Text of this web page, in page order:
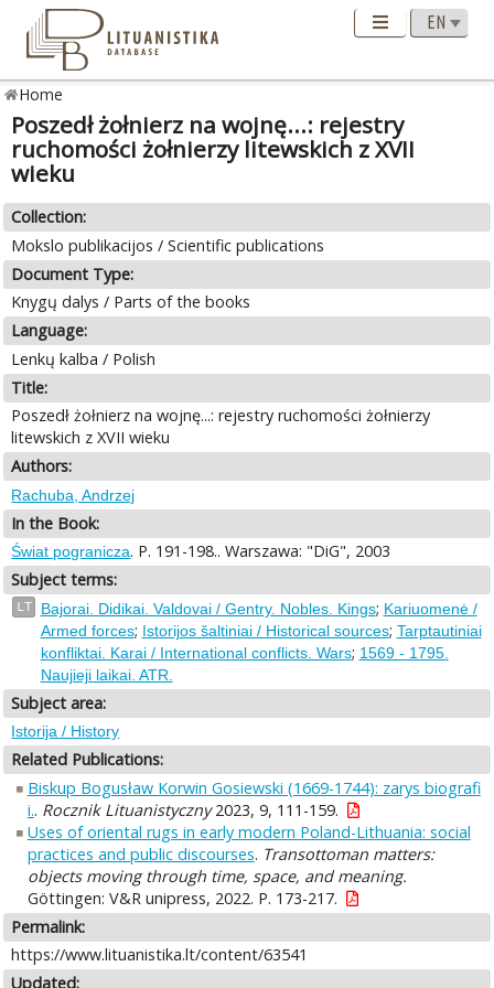
Home
Poszedł żołnierz na wojnę...: rejestry
ruchomości żołnierzy litewskich z XVII
wieku
Collection:
Mokslo publikacijos / Scientific publications
Document Type:
Knygų dalys / Parts of the books
Language:
Lenkų kalba / Polish
Title:
Poszedł żołnierz na wojnę...: rejestry ruchomości żołnierzy
litewskich z XVII wieku
Authors:
Rachuba, Andrzej
In the Book:
Świat pogranicza. P. 191-198.. Warszawa: "DiG", 2003
Subject terms:
LT Bajorai. Didikai. Valdovai / Gentry. Nobles. Kings; Kariuomenė /
Armed forces; Istorijos šaltiniai / Historical sources; Tarptautiniai
konfliktai. Karai / International conflicts. Wars; 1569 - 1795.
Naujieji laikai. ATR.
Subject area:
Istorija / History
Related Publications:
Biskup Bogusław Korwin Gosiewski (1669-1744): zarys biografi
i.. Rocznik Lituanistyczny2023, 9, 111-159.
Uses of oriental rugs in early modern Poland-Lithuania: social
practices and public discourses. Transottoman matters:
objects moving through time, space, and meaning.
Göttingen: V&R unipress, 2022. P. 173-217.
Permalink:
https://www.lituanistika.lt/content/63541
Updated: